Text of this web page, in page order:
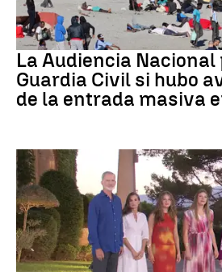
Crisis migratoria
La Audiencia
Guardia Civil si hubo
de la entrada masiva